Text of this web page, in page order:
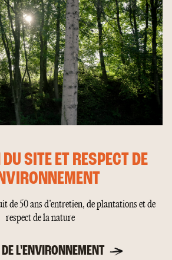
SITE ET RESPECT DE
de 50 ans d'entretien, de plantations et de
respect de la nature
L'ENVIRONNEMENT